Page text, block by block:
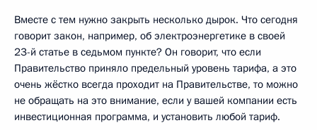
Вместе с тем нужно закрыть несколько дырок. Что сегодня
говорит закон, например, об электроэнергетике в своей
23-й статье в седьмом пункте? Он говорит, что если
Правительство приняло предельный уровень тарифа, а это
очень жёстко всегда проходит на Правительстве, то можно
не обращать на это внимание, если у вашей компании есть
инвестиционная программа, и установить любой тариф.